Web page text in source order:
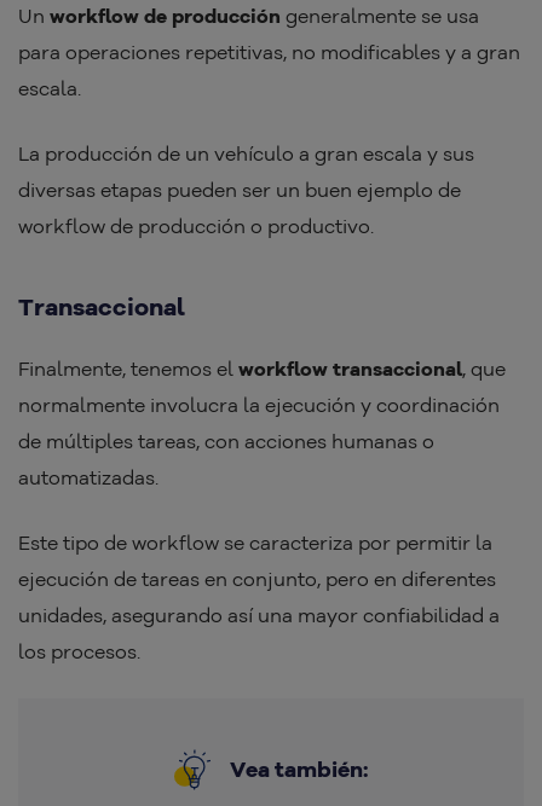
Un workflow de producción generalmente se usa
para operaciones repetitivas, no modificables y a gran
escala.
La producción de un vehículo a gran escala y sus
diversas etapas pueden ser un buen ejemplo de
workflow de producción o productivo.
Transaccional
Finalmente, tenemos el workflow transaccional, que
normalmente involucra la ejecución y coordinación
de múltiples tareas, con acciones humanas o
automatizadas.
Este tipo de workflow se caracteriza por permitir la
ejecución de tareas en conjunto, pero en diferentes
unidades, asegurando así una mayor confiabilidad a
los procesos.
Vea también: